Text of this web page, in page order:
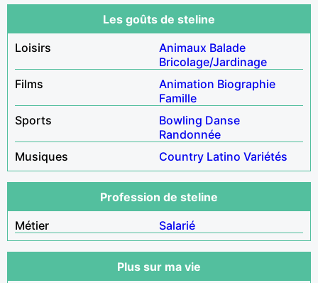
Les goûts de steline
Loisirs
Animaux Balade
Bricolage/Jardinage
Films
Animation Biographie
Famille
Sports
Bowling Danse
Randonnée
Musiques
Country Latino Variétés
Profession de steline
Métier
Salarié
Plus sur ma vie